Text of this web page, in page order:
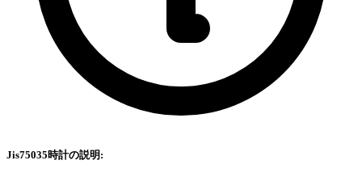
Jis75035時計の説明: